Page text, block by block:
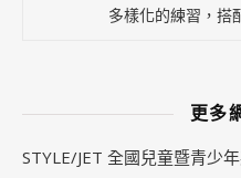
多樣化的練習，搭
更多
STYLE/JET 全國兒童暨青少